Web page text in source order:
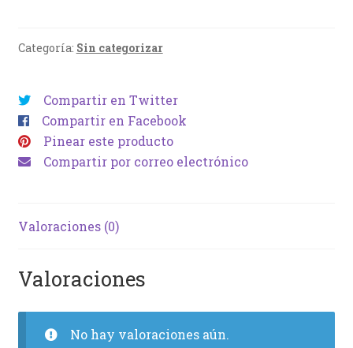
Categoría: Sin categorizar
Compartir en Twitter
Compartir en Facebook
Pinear este producto
Compartir por correo electrónico
Valoraciones (0)
Valoraciones
No hay valoraciones aún.